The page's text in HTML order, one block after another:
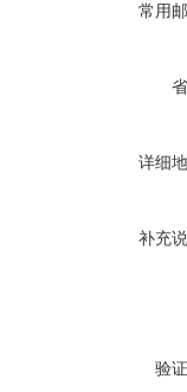
常用
详细
补充
验